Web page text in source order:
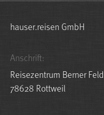
hauser.reisen GmbH
Anschrift:
Reisezentrum Berner Feld
78628 Rottweil